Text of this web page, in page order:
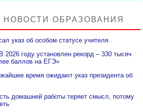
НОВОСТИ ОБРАЗОВАНИЯ
указ об особом статусе учителя
2026 году установлен рекорд – 330 тысяч
баллов на ЕГЭ»
время ожидают указ президента об
домашней работы теряет смысл, потому